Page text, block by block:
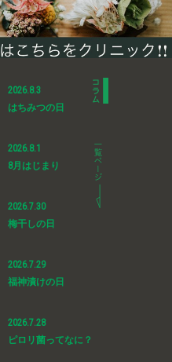
2026.8.3
はちみつの日
2026.8.1
8月はじまり
2026.7.30
梅干しの日
2026.7.29
福神漬けの日
2026.7.28
ピロリ菌ってなに？